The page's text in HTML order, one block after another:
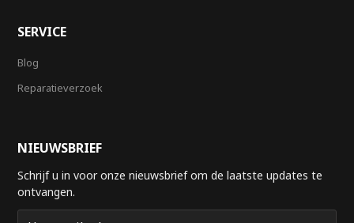
SERVICE
Blog
Reparatieverzoek
NIEUWSBRIEF
Schrijf u in voor onze nieuwsbrief om de laatste updates te
ontvangen.